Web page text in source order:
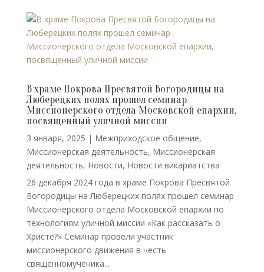
В храме Покрова Пресвятой Богородицы на
Люберецких полях прошел семинар
Миссионерского отдела Московской епархии,
посвященный уличной миссии
3 января, 2025 | Межприходское общение,
Миссионерская деятельность, Миссионерская
деятельность, Новости, Новости викариатства
26 декабря 2024 года в храме Покрова Пресвятой
Богородицы на Люберецких полях прошел семинар
Миссионерского отдела Московской епархии по
технологиям уличной миссии «Как рассказать о
Христе?» Семинар провели участник
миссионерского движения в честь
священномученика...